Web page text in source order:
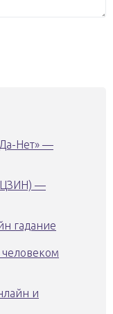
Нет» —
—
гадание
и